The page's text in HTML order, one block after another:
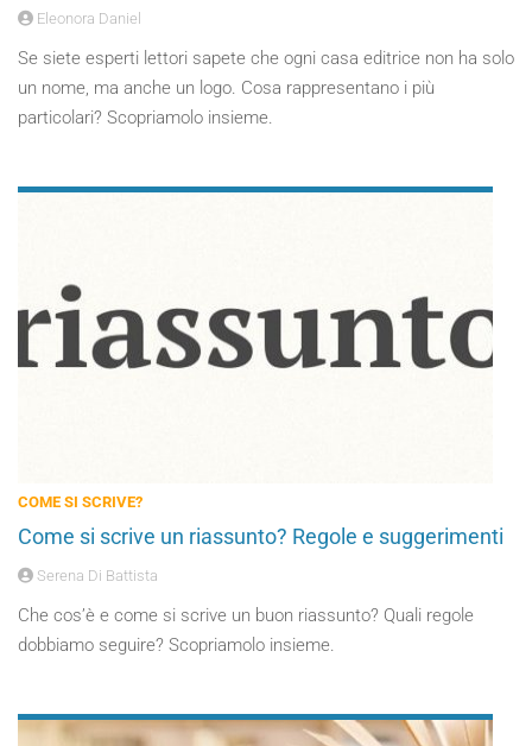
Eleonora Daniel
Se siete esperti lettori sapete che ogni casa editrice non ha solo
un nome, ma anche un logo. Cosa rappresentano i più
particolari? Scopriamolo insieme.
COME SI SCRIVE?
Come si scrive un riassunto? Regole e suggerimenti
Serena Di Battista
Che cos’è e come si scrive un buon riassunto? Quali regole
dobbiamo seguire? Scopriamolo insieme.